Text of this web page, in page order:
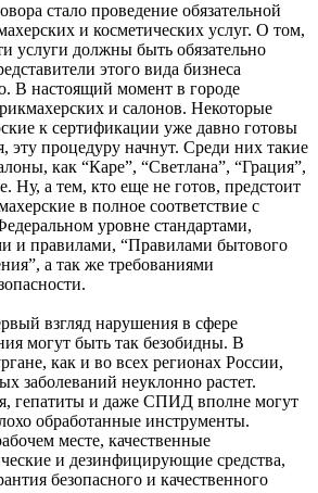
стало проведение обязательной
и косметических услуг. О том,
услуги должны быть обязательно
этого вида бизнеса
В настоящий момент в городе
и салонов. Некоторые
к сертификации уже давно готовы
эту процедуру начнут. Среди них такие
как “Каре”, “Светлана”, “Грация”,
Ну, а тем, кто еще не готов, предстоит
в полное соответствие с
уровне стандартами,
и правилами, “Правилами бытового
а так же требованиями
взгляд нарушения в сфере
могут быть так безобидны. В
как и во всех регионах России,
заболеваний неуклонно растет.
гепатиты и даже СПИД вполне могут
обработанные инструменты.
месте, качественные
и дезинфицирующие средства,
безопасного и качественного